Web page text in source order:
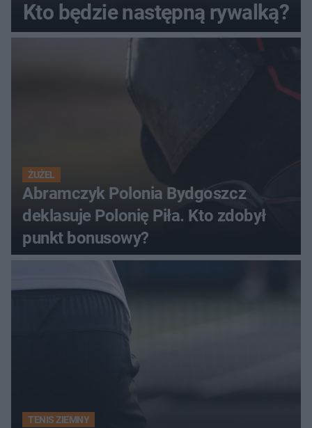
Kto będzie następną rywalką?
ŻUŻEL
Abramczyk Polonia Bydgoszcz
deklasuje Polonię Piła. Kto zdobył
punkt bonusowy?
TENIS ZIEMNY